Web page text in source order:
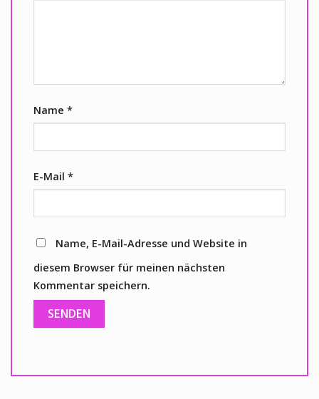
Name *
E-Mail *
Name, E-Mail-Adresse und Website in
diesem Browser für meinen nächsten
Kommentar speichern.